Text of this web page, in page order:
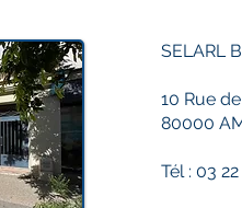
FONCTION PUBLIQUE
D’ÉTAT
SELARL
10 Rue
80000
Tél : 03